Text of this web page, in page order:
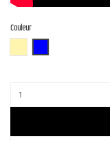
Couleur